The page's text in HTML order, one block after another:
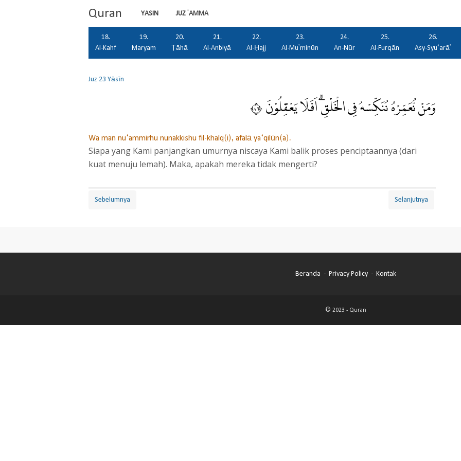
Quran YASIN
JUZ 'AMMA
18.
Al-Kahf
19.
Maryam
20.
Ṭāhā
21.
Al-Anbiyā
22.
Al-Ḥajj
23.
Al-Mu'minūn
24.
An-Nūr
25.
Al-Furqān
26.
Asy-Syu‘arā'
Juz 23Yāsīn
وَمَنْ نُّعَمِّرْهُ نُنَكِّسْهُ فِى الْخَلْقِۗ اَفَلَا يَعْقِلُوْنَ ٦٨
Wa man nu‘ammirhu nunakkishu fil-khalq(i), afalā ya‘qilūn(a).
Siapa yang Kami panjangkan umurnya niscaya Kami balik proses penciptaannya (dari
kuat menuju lemah). Maka, apakah mereka tidak mengerti?
Sebelumnya Selanjutnya
Beranda Privacy Policy Kontak
© 2023 - Quran